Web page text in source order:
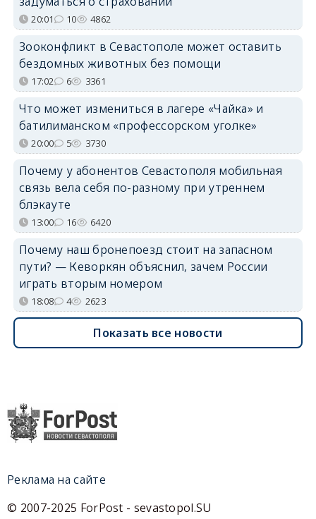
20:01 10 4862
Зооконфликт в Севастополе может оставить
бездомных животных без помощи
17:02 6 3361
Что может измениться в лагере «Чайка» и
батилиманском «профессорском уголке»
20:00 5 3730
Почему у абонентов Севастополя мобильная
связь вела себя по-разному при утреннем
блэкауте
13:00 16 6420
Почему наш бронепоезд стоит на запасном
пути? — Кеворкян объяснил, зачем России
играть вторым номером
18:08 4 2623
Показать все новости
Реклама на сайте
© 2007-2025 ForPost - sevastopol.SU